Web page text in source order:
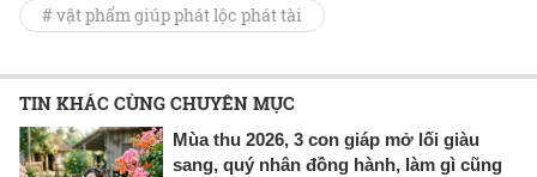
# vật phẩm giúp phát lộc phát tài
TIN KHÁC CÙNG CHUYÊN MỤC
Mùa thu 2026, 3 con giáp mở lối giàu
sang, quý nhân đồng hành, làm gì cũng